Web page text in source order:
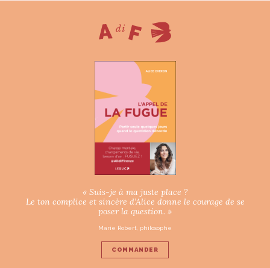
« Suis-je à ma juste place ?
Le ton complice et sincère d’Alice donne le courage de se
poser la question. »
Marie Robert, philosophe
COMMANDER